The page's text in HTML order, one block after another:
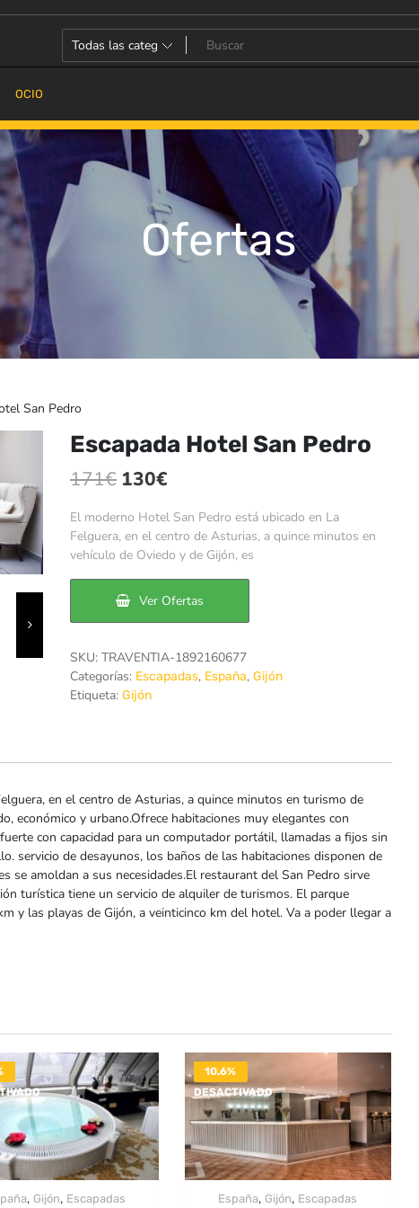
OCIO
Ofertas
San Pedro
Escapada Hotel San Pedro
171€ El
precio
original
era:
171€.
130€El
precio
actual
es:
130€.
El moderno Hotel San Pedro está ubicado en La
Felguera, en el centro de Asturias, a quince minutos en
vehículo de Oviedo y de Gijón, es
Ver Ofertas
SKU: TRAVENTIA-1892160677
Categorías: Escapadas, España, Gijón
Etiqueta: Gijón
en el centro de Asturias, a quince minutos en turismo de
económico y urbano.Ofrece habitaciones muy elegantes con
con capacidad para un computador portátil, llamadas a fijos sin
servicio de desayunos, los baños de las habitaciones disponen de
se amoldan a sus necesidades.El restaurant del San Pedro sirve
turística tiene un servicio de alquiler de turismos. El parque
y las playas de Gijón, a veinticinco km del hotel. Va a poder llegar a
, Gijón, Escapadas
10.6%
DESACTIVADO
España, Gijón, Escapadas